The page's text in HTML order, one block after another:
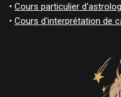
• Cours particulier
• Cours d'interprétation de